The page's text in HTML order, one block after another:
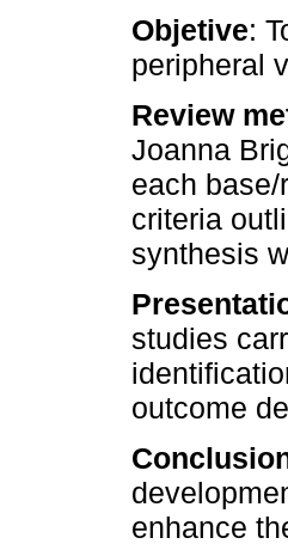
Objetive:
peripheral
Review
Joanna
each
criteria
synthesis
studies
outcome
enhance